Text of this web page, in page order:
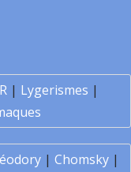
| Lygerismes |
| Chomsky|